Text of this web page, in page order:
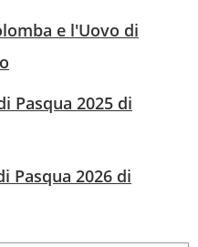
e l'Uovo di
Pasqua 2025 di
Pasqua 2026 di